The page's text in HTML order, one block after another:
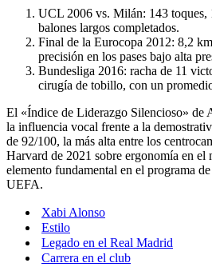
UCL 2006 vs. Milán: 143 toques,
balones largos completados.
Final de la Eurocopa 2012: 8,2
precisión en los pases bajo alta
Bundesliga 2016: racha de 11
cirugía de tobillo, con un
El «Índice de Liderazgo Silencioso» de
la influencia vocal frente a la
de 92/100, la más alta entre los
Harvard de 2021 sobre ergonomía en el
elemento fundamental en el programa
UEFA.
Xabi Alonso
Estilo
Legado en el Real Madrid
Carrera en el club